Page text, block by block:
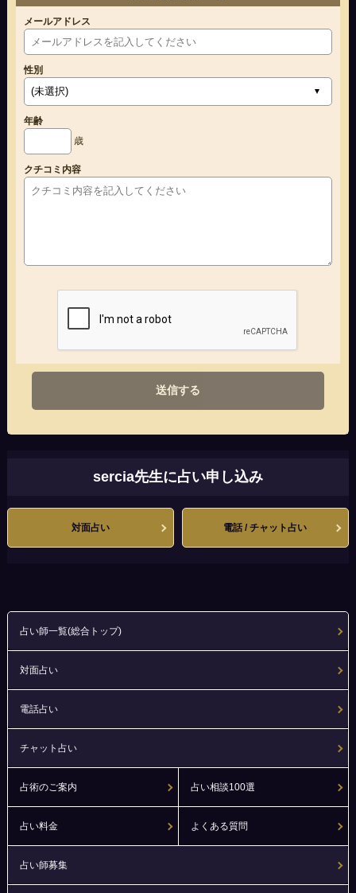
メールアドレス
性別
年齢
歳
クチコミ内容
送信する
sercia先生に占い申し込み
対面占い 電話 / チャット占い
占い師一覧(総合トップ)
対面占い
電話占い
チャット占い
占術のご案内 占い相談100選
占い料金 よくある質問
占い師募集